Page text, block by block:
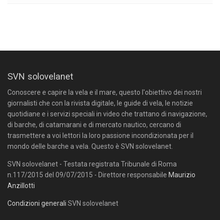
SVN solovelanet
Conoscere e capire la vela e il mare, questo l'obiettivo dei nostri
giornalisti che con la rivista digitale, le guide di vela, le notizie
quotidiane e i servizi speciali in video che trattano di navigazione,
di barche, di catamarani e di mercato nautico, cercano di
trasmettere a voi lettori la loro passione incondizionata per il
mondo delle barche a vela. Questo è SVN solovelanet.
SVN solovelanet - Testata registrata Tribunale di Roma
n.117/2015 del 09/07/2015 - Direttore responsabile Maurizio
Anzillotti
Condizioni generali SVN solovelanet